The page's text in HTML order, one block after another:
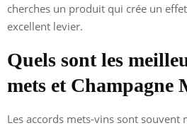
cherches un produit qui crée un
excellent levier.
Quels sont les
mets et Champagne
Les accords mets-vins sont souvent